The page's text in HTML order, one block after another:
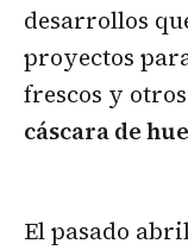
desarrollos
proyectos
frescos y
cáscara de
El pasado